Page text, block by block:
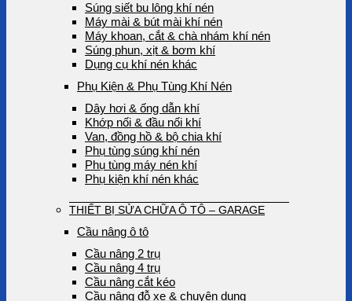
Súng siết bu lông khí nén
Máy mài & bút mài khí nén
Máy khoan, cắt & chà nhám khí nén
Súng phun, xịt & bơm khí
Dụng cụ khí nén khác
Phụ Kiện & Phụ Tùng Khí Nén
Dây hơi & ống dẫn khí
Khớp nối & đầu nối khí
Van, đồng hồ & bộ chia khí
Phụ tùng súng khí nén
Phụ tùng máy nén khí
Phụ kiện khí nén khác
THIẾT BỊ SỬA CHỮA Ô TÔ – GARAGE
Cầu nâng ô tô
Cầu nâng 2 trụ
Cầu nâng 4 trụ
Cầu nâng cắt kéo
Cầu nâng đỗ xe & chuyên dụng